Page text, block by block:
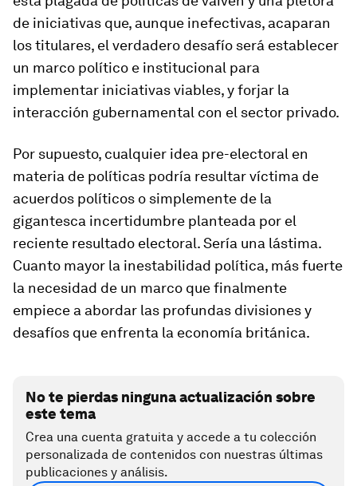
de iniciativas que, aunque inefectivas, acaparan
los titulares, el verdadero desafío será establecer
un marco político e institucional para
implementar iniciativas viables, y forjar la
interacción gubernamental con el sector privado.
Por supuesto, cualquier idea pre-electoral en
materia de políticas podría resultar víctima de
acuerdos políticos o simplemente de la
gigantesca incertidumbre planteada por el
reciente resultado electoral. Sería una lástima.
Cuanto mayor la inestabilidad política, más fuerte
la necesidad de un marco que finalmente
empiece a abordar las profundas divisiones y
desafíos que enfrenta la economía británica.
No te pierdas ninguna actualización sobre
este tema
Crea una cuenta gratuita y accede a tu colección
personalizada de contenidos con nuestras últimas
publicaciones y análisis.